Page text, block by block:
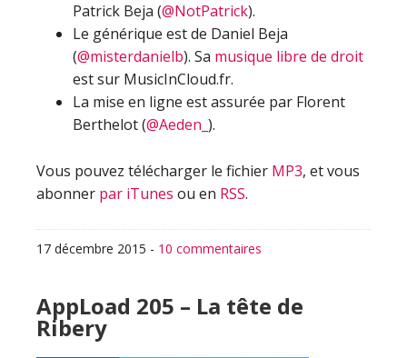
Patrick Beja (@NotPatrick).
Le générique est de Daniel Beja
(@misterdanielb). Sa musique libre de droit
est sur MusicInCloud.fr.
La mise en ligne est assurée par Florent
Berthelot (@Aeden_ ).
Vous pouvez télécharger le fichier MP3, et vous
abonner par iTunes ou en RSS.
17 décembre 2015 - 10 commentaires
AppLoad 205 – La tête de
Ribery